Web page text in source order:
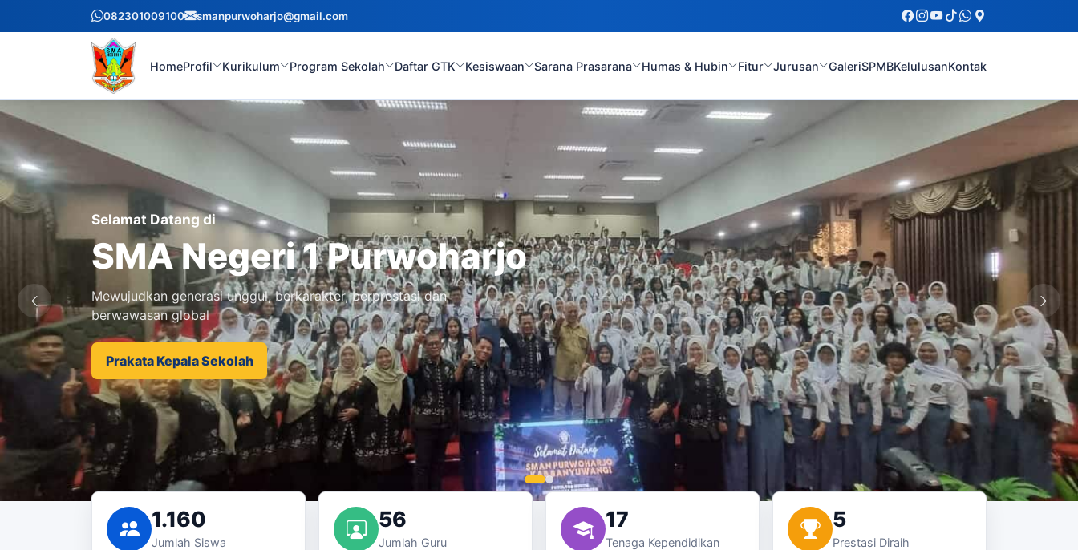
082301009100 smanpurwoharjo@gmail.com
HomeProfil Kurikulum Program Sekolah Daftar GTK Kesiswaan Sarana Prasarana Humas & Hubin Fitur Jurusan GaleriSPMBKelulusanKontak
Selamat Datang di
SMA Negeri 1 Purwoharjo
Mewujudkan generasi unggul, berkarakter, berprestasi dan
berwawasan global
Prakata Kepala Sekolah
1.160
Jumlah Siswa
56
Jumlah Guru
17
Tenaga Kependidikan
5
Prestasi Diraih